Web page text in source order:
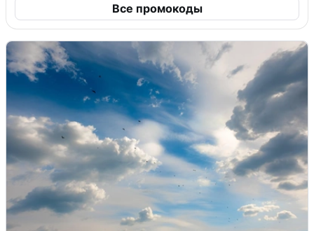
Все промокоды